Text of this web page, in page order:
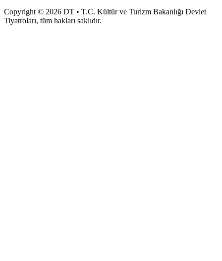
Copyright © 2026 DT • T.C. Kültür ve Turizm Bakanlığı Devlet
Tiyatroları, tüm hakları saklıdır.